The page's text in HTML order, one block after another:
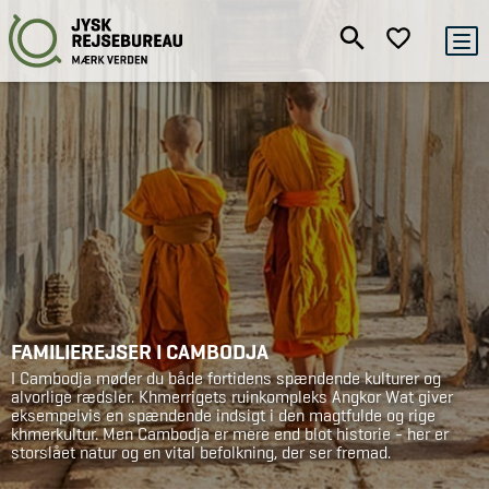
FAMILIEREJSER I CAMBODJA
I Cambodja møder du både fortidens spændende kulturer og
alvorlige rædsler. Khmerrigets ruinkompleks Angkor Wat giver
eksempelvis en spændende indsigt i den magtfulde og rige
khmerkultur. Men Cambodja er mere end blot historie - her er
storslået natur og en vital befolkning, der ser fremad.